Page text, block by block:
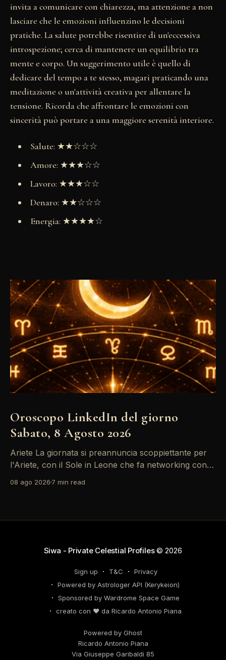
invita a comunicare con chiarezza, ma attenzione a non
lasciare che le emozioni influenzino le decisioni
pratiche. La salute potrebbe risentire di un'eccessiva
introspezione; cerca di mantenere un equilibrio tra
mente e corpo. Un suggerimento utile è quello di
dedicare del tempo a te stesso, magari praticando una
meditazione o un'attività creativa per allentare la
tensione. Ricorda che affrontare le emozioni con
sincerità può portare a una maggiore serenità interiore.
Salute: ★★☆☆☆
Amore: ★★★☆☆
Lavoro: ★★★☆☆
Denaro: ★★☆☆☆
Energia: ★★★★☆
Oroscopo LinkedIn del giorno
Sabato, 8 Agosto 2026
Ariete La giornata si preannuncia scoppiettante per
l'Ariete, con il Sole in Leone che fa networking con la
d'oro per postare un aggiornamento che incapsuli la
08 ago 2026 7 min read
Siwa - Private Celestial Profiles© 2026
Sign up T&C
Privacy
Powered by Astrologer API (Kerykeion)
Sponsored by Wardrome Space Game
creato con ❤️ da Ricardo Antonio Piana
Powered by Ghost
Ricardo Antonio Piana
Via Giuseppe Garibaldi 85